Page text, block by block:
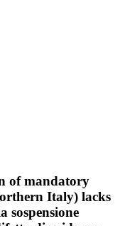
of mandatory
Italy) lacks
sospensione